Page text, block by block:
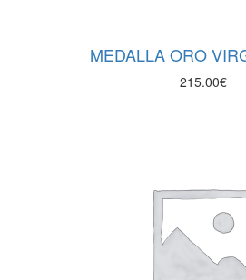
MEDALLA ORO
215.00€